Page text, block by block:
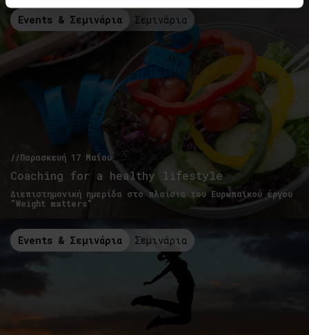
Events & Σεμινάρια Σεμινάρια
//Παρασκευή 17 Μαΐου
Coaching for a healthy lifestyle
Διεπιστημονική ημερίδα στο πλαίσιο του Ευρωπαϊκού έργου
"Weight matters"
Events & Σεμινάρια Σεμινάρια